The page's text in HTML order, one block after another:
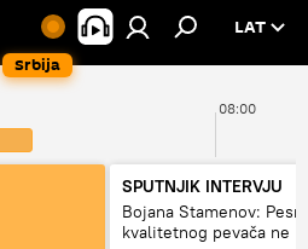
Srbija
LAT
08:00
SPUTNJIK INTERVJU
Bojana Stamenov:
kvalitetnog pevača ne